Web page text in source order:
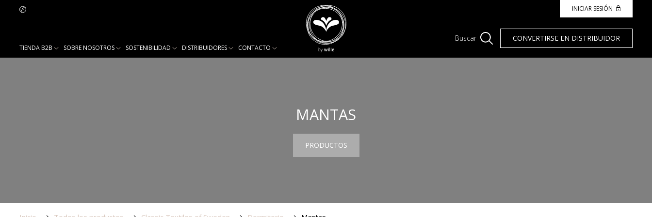
TIENDA B2B SOBRE NOSOTROS SOSTENIBILIDAD DISTRIBUIDORES CONTACTO
INICIAR SESIÓN
Buscar CONVERTIRSE EN DISTRIBUIDOR
MANTAS
PRODUCTOS